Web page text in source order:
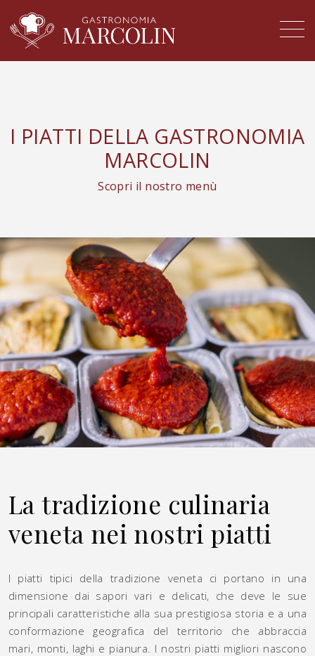
I PIATTI DELLA GASTRONOMIA
MARCOLIN
Scopri il nostro menù
La tradizione culinaria
veneta nei nostri piatti
I piatti tipici della tradizione veneta ci portano in una
dimensione dai sapori vari e delicati, che deve le sue
principali caratteristiche alla sua prestigiosa storia e a una
conformazione geografica del territorio che abbraccia
mari, monti, laghi e pianura. I nostri piatti migliori nascono